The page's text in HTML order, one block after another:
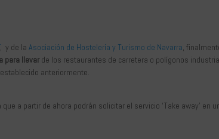
, y de laAsociación de Hostelería y Turismo de Navarra,
para llevar de los restaurantes de carretera o polígonos
anteriormente.
a partir de ahora podrán solicitar el servicio ‘Take away’ en